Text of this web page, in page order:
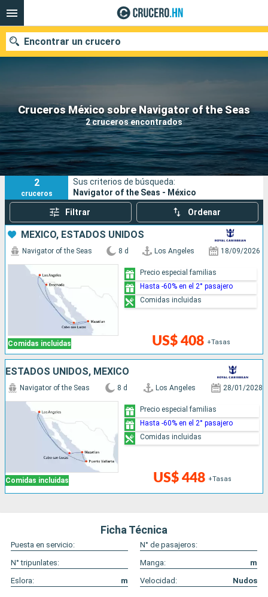
Cruceros México sobre Navigator of the Seas
2 cruceros encontrados
Encontrar un crucero
Nuestros destinos
Fecha de salida
Puertos Compañías
Buscar
2
cruceros
Sus criterios de búsqueda:
Navigator of the Seas - México
Filtrar Ordenar
MÉXICO, ESTADOS UNIDOS
Comidas incluidas
Navigator of the Seas 8 d Los Angeles 18/09/2026
US$ 408 +Tasas
Precio especial familias
Hasta -60% en el 2° pasajero
Comidas incluidas
ESTADOS UNIDOS, MÉXICO
Comidas incluidas
Navigator of the Seas 8 d Los Angeles 28/01/2028
US$ 448 +Tasas
Precio especial familias
Hasta -60% en el 2° pasajero
Comidas incluidas
Ficha Técnica
Puesta en servicio:
N° de pasajeros:
N° tripunlates:
Manga:
m
Eslora:
m Velocidad: Nudos